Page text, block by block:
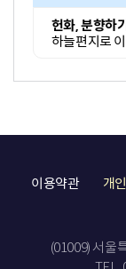
헌화, 분향하
하늘편지로
이용약관 개
(01009) 서울